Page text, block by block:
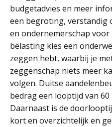
budgetadvies en meer
een begroting, verstandig
en ondernemerschap
belasting kies een
zeggen hebt, waarbij je
zeggenschap niets meer
volgen. Duitse
bedrag een looptijd van
Daarnaast is de
kort en overzichtelijk en